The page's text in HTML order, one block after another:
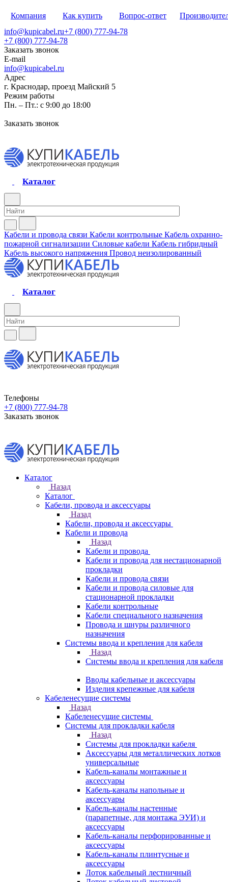
Компания Как купить Вопрос-ответ
info@kupicabel.ru+7 (800) 777-94-78
+7 (800) 777-94-78
Заказать звонок
E-mail
info@kupicabel.ru
Адрес
г. Краснодар, проезд Майский 5
Режим работы
Пн. – Пт.: с 9:00 до 18:00
Заказать звонок
Каталог
Кабели и провода связи Кабели контрольные Кабель охранно-
пожарной сигнализации Силовые кабели Кабель гибридный
Кабель высокого напряжения Провод неизолированный
Каталог
Телефоны
+7 (800) 777-94-78
Заказать звонок
Каталог
Назад
Каталог
Кабели, провода и аксессуары
Назад
Кабели, провода и аксессуары
Кабели и провода
Назад
Кабели и провода
Кабели и провода для нестационарной
прокладки
Кабели и провода связи
Кабели и провода силовые для
стационарной прокладки
Кабели контрольные
Кабели специального назначения
Провода и шнуры различного
назначения
Системы ввода и крепления для кабеля
Назад
Системы ввода и крепления для кабеля
Вводы кабельные и аксессуары
Изделия крепежные для кабеля
Кабеленесущие системы
Назад
Кабеленесущие системы
Системы для прокладки кабеля
Назад
Системы для прокладки кабеля
Аксессуары для металлических лотков
универсальные
Кабель-каналы монтажные и
аксессуары
Кабель-каналы напольные и
аксессуары
Кабель-каналы настенные
(парапетные, для монтажа ЭУИ) и
аксессуары
Кабель-каналы перфорированные и
аксессуары
Кабель-каналы плинтусные и
аксессуары
Лоток кабельный лестничный